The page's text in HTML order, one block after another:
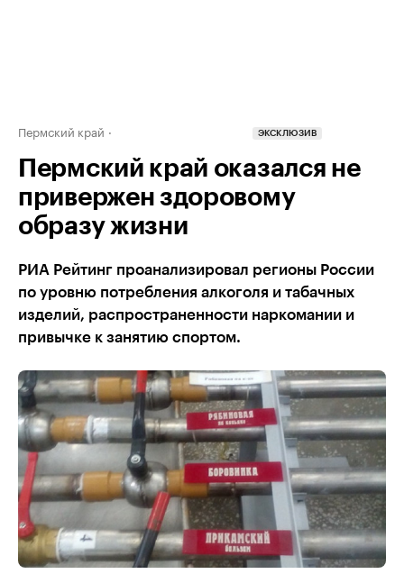
Пермский край ЭКСКЛЮЗИВ
Пермский край оказался не
привержен здоровому
образу жизни
РИА Рейтинг проанализировал регионы России
по уровню потребления алкоголя и табачных
изделий, распространенности наркомании и
привычке к занятию спортом.